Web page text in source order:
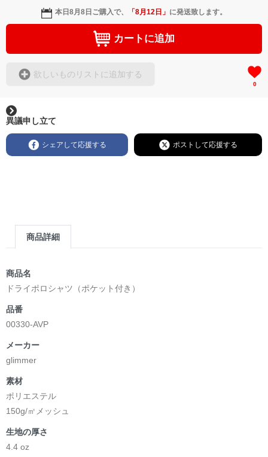
本日8月8日 ご購入で、 「8月12日 」 に発送致します。
カートに追加
欲しいものリストに追加する
0
異議申し立て
シェアして応援する ポストして応援する
商品詳細
商品名
ドライポロシャツ（ポケット付き）
品番
00330-AVP
メーカー
glimmer
素材
ポリエステル
150g/㎡メッシュ
生地の厚さ
4.4 oz